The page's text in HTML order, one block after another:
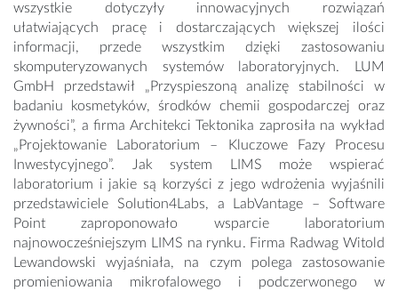
wszystkie dotyczyły innowacyjnych rozwiązań
ułatwiających pracę i dostarczających większej ilości
informacji, przede wszystkim dzięki zastosowaniu
skomputeryzowanych systemów laboratoryjnych. LUM
GmbH przedstawił „Przyspieszoną analizę stabilności w
badaniu kosmetyków, środków chemii gospodarczej oraz
żywności”, a firma Architekci Tektonika zaprosiła na wykład
„Projektowanie Laboratorium – Kluczowe Fazy Procesu
Inwestycyjnego”. Jak system LIMS może wspierać
laboratorium i jakie są korzyści z jego wdrożenia wyjaśnili
przedstawiciele Solution4Labs, a LabVantage – Software
Point zaproponowało wsparcie laboratorium
najnowocześniejszym LIMS na rynku. Firma Radwag Witold
Lewandowski wyjaśniała, na czym polega zastosowanie
promieniowania mikrofalowego i podczerwonego w